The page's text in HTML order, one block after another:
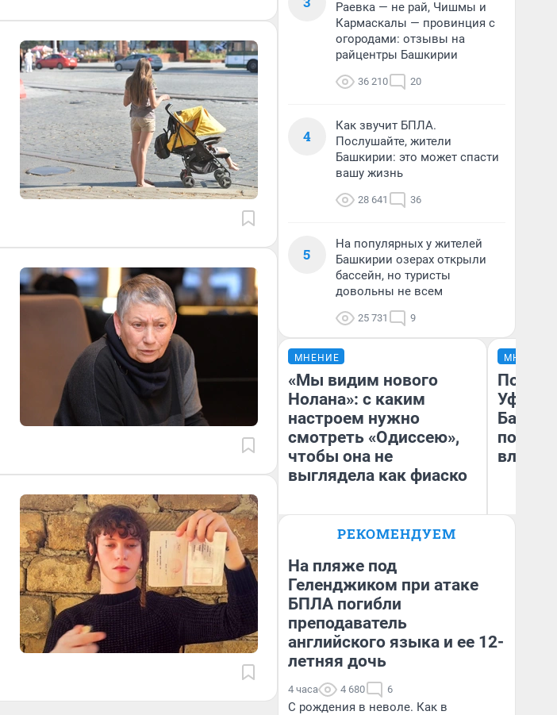
Раевка — не рай, Чишмы и
Кармаскалы — провинция с
огородами: отзывы на
райцентры Башкирии
36 210 20
4
Как звучит БПЛА.
Послушайте, жители
Башкирии: это может спасти
вашу жизнь
28 641 36
5
На популярных у жителей
Башкирии озерах открыли
бассейн, но туристы
довольны не всем
25 731 9
МНЕНИЕ
«Мы видим нового
Нолана»: с каким
настроем нужно
смотреть «Одиссею»,
чтобы она не
выглядела как фиаско
Надежда Губарь
МНЕНИЕ
Уфы:
РЕКОМЕНДУЕМ
На пляже под
Геленджиком при атаке
БПЛА погибли
преподаватель
английского языка и ее 12-
летняя дочь
4 часа 4 680 6
С рождения в неволе. Как в